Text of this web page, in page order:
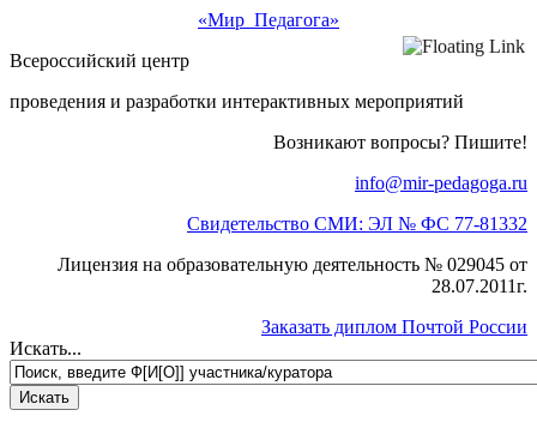
«Мир Педагога»
Всероссийский центр
проведения и разработки интерактивных мероприятий
Возникают вопросы? Пишите!
info@mir-pedagoga.ru
Свидетельство СМИ: ЭЛ № ФС 77-81332
Лицензия на образовательную деятельность № 029045 от
28.07.2011г.
Заказать диплом Почтой России
Искать...